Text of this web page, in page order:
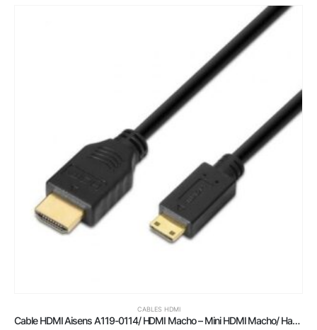
CABLES HDMI
Cable HDMI Aisens A119-0114/ HDMI Macho – Mini HDMI Macho/ Hasta 10W/ 720Mbps/ 1.8m/ Negro